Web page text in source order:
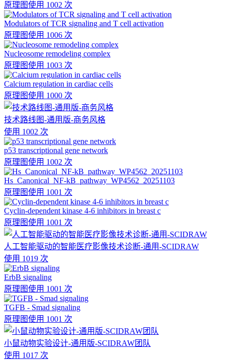
原理图使用 1002 次
Modulators of TCR signaling and T cell activation
原理图使用 1006 次
Nucleosome remodeling complex
原理图使用 1003 次
Calcium regulation in cardiac cells
原理图使用 1000 次
技术路线图-通用版-商务风格
使用 1002 次
p53 transcriptional gene network
原理图使用 1002 次
Hs_Canonical_NF-kB_pathway_WP4562_20251103
原理图使用 1001 次
Cyclin-dependent kinase 4-6 inhibitors in breast c
原理图使用 1001 次
人工智能驱动的智能医疗影像技术诊断-通用-SCIDRAW
使用 1019 次
ErbB signaling
原理图使用 1001 次
TGFB - Smad signaling
原理图使用 1001 次
小鼠动物实验设计-通用版-SCIDRAW团队
使用 1017 次